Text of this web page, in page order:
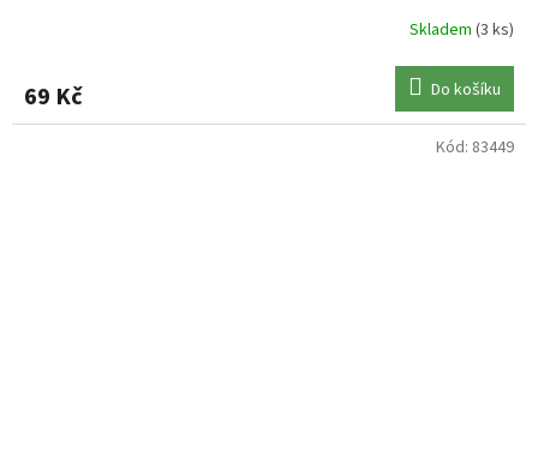
Skladem (3 ks)
69 Kč Do košíku
Kód: 83449